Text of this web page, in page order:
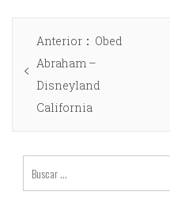
Anterior
Obed
Abraham –
Disneyland
California